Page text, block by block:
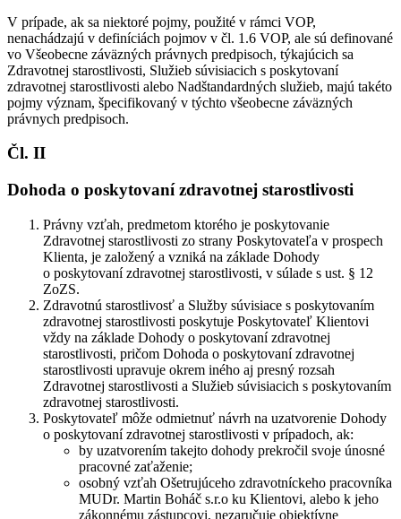
V prípade, ak sa niektoré pojmy, použité v rámci VOP,
nenachádzajú v definíciách pojmov v čl. 1.6 VOP, ale sú definované
vo Všeobecne záväzných právnych predpisoch, týkajúcich sa
Zdravotnej starostlivosti, Služieb súvisiacich s poskytovaní
zdravotnej starostlivosti alebo Nadštandardných služieb, majú takéto
pojmy význam, špecifikovaný v týchto všeobecne záväzných
právnych predpisoch.
Čl. II
Dohoda o poskytovaní zdravotnej starostlivosti
Právny vzťah, predmetom ktorého je poskytovanie
Zdravotnej starostlivosti zo strany Poskytovateľa v prospech
Klienta, je založený a vzniká na základe Dohody
o poskytovaní zdravotnej starostlivosti, v súlade s ust. § 12
ZoZS.
Zdravotnú starostlivosť a Služby súvisiace s poskytovaním
zdravotnej starostlivosti poskytuje Poskytovateľ Klientovi
vždy na základe Dohody o poskytovaní zdravotnej
starostlivosti, pričom Dohoda o poskytovaní zdravotnej
starostlivosti upravuje okrem iného aj presný rozsah
Zdravotnej starostlivosti a Služieb súvisiacich s poskytovaním
zdravotnej starostlivosti.
Poskytovateľ môže odmietnuť návrh na uzatvorenie Dohody
o poskytovaní zdravotnej starostlivosti v prípadoch, ak:
by uzatvorením takejto dohody prekročil svoje únosné
pracovné zaťaženie;
osobný vzťah Ošetrujúceho zdravotníckeho pracovníka
MUDr. Martin Boháč s.r.o ku Klientovi, alebo k jeho
zákonnému zástupcovi, nezaručuje objektívne